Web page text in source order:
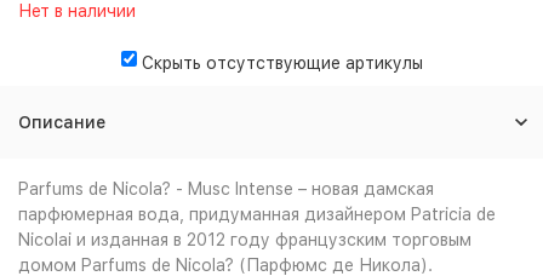
Нет в наличии
Скрыть отсутствующие артикулы
Описание
Parfums de Nicola? - Musc Intense – новая дамская
парфюмерная вода, придуманная дизайнером Patricia de
Nicolai и изданная в 2012 году французским торговым
домом Parfums de Nicola? (Парфюмс де Никола).